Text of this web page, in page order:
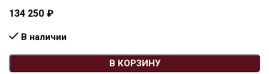
134 250 ₽
В наличии
В КОРЗИНУ